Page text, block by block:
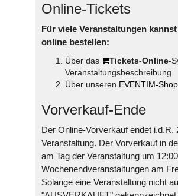
Online-Tickets
Für viele Veranstaltungen
online bestellen:
Über das Tickets-Online-
Veranstaltungsbeschreibung
Über unseren EVENTIM-Shop
Vorverkauf-Ende
Der Online-Vorverkauf endet i.d.R.
Veranstaltung. Der Vorverkauf in
am Tag der Veranstaltung um
Wochenendveranstaltungen am
Solange eine Veranstaltung nicht